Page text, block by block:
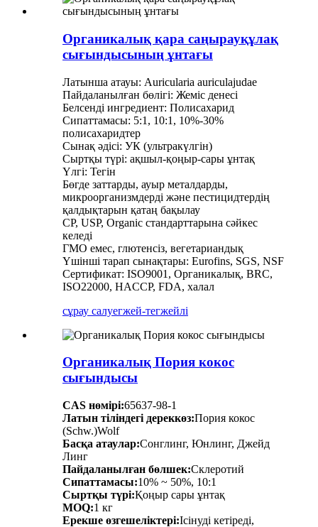
Органикалық қара саңырауқұлақ
сығындысының ұнтағы
Латынша атауы: Auricularia auriculajudae
Пайдаланылған бөлігі: Жеміс денесі
Белсенді ингредиент: Полисахарид
Сипаттамасы: 5:1, 10:1, 10%-30%
полисахаридтер
Сынақ әдісі: УК (ультракүлгін)
Сыртқы түрі: ақшыл-қоңыр-сары ұнтақ
Үлгі: Тегін
Бөгде заттарды, ауыр металдарды,
микроорганизмдерді және пестицидтердің
қалдықтарын қатаң бақылау
CP, USP, Organic стандарттарына сәйкес
келеді
ГМО емес, глютенсіз, вегетариандық
Үшінші тарап сынақтары: Eurofins, SGS, NSF
Сертификат: ISO9001, Органикалық, BRC,
ISO22000, HACCP, FDA, халал
сұрау салуегжей-тегжейлі
Органикалық Пория кокос
сығындысы
CAS нөмірі:65637-98-1
Латын тіліндегі дереккөз:Пория кокос
(Schw.)Wolf
Басқа атаулар:Сонглинг, Юнлинг, Джейд
Линг
Пайдаланылған бөлшек:Склеротий
Сипаттамасы:10% ~ 50%, 10:1
Сыртқы түрі:Қоңыр сары ұнтақ
MOQ:1 кг
Ерекше өзгешеліктері:Ісінуді кетіреді,